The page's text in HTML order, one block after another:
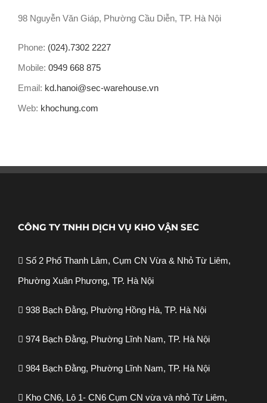
98 Nguyễn Văn Giáp, Phường Cầu Diễn, TP. Hà Nội
Phone: (024).7302 2227
Mobile: 0949 668 875
Email: kd.hanoi@sec-warehouse.vn
Web: khochung.com
CÔNG TY TNHH DỊCH VỤ KHO VẬN SEC
Số 2 Phố Thanh Lâm, Cụm CN Vừa & Nhỏ Từ Liêm,
Phường Xuân Phương, TP. Hà Nội
938 Bạch Đằng, Phường Hồng Hà, TP. Hà Nội
974 Bạch Đằng, Phường Lĩnh Nam, TP. Hà Nội
984 Bạch Đằng, Phường Lĩnh Nam, TP. Hà Nội
Kho CN6, Lô 1- CN6 Cụm CN vừa và nhỏ Từ Liêm,